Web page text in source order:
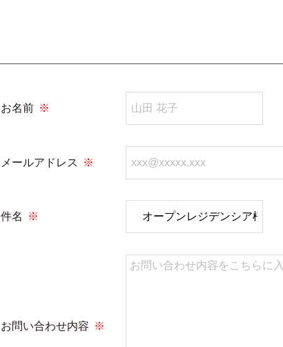
お名前 ※
メールアドレス ※
件名 ※
お問い合わせ内容 ※